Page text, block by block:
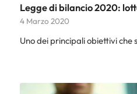
Legge di bilancio 2020:
4 Marzo 2020
Uno dei principali obiettivi che